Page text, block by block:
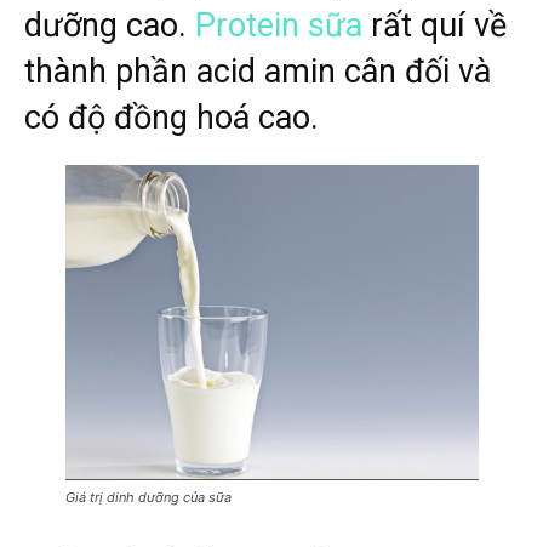
dưỡng cao. Protein sữa rất quí về
thành phần acid amin cân đối và
có độ đồng hoá cao.
Giá trị dinh dưỡng của sữa